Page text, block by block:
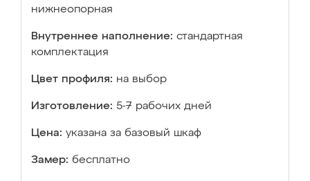
нижнеопорная
Внутреннее наполнение: стандартная
комплектация
Цвет профиля: на выбор
Изготовление: 5-7 рабочих дней
Цена: указана за базовый шкаф
Замер: бесплатно